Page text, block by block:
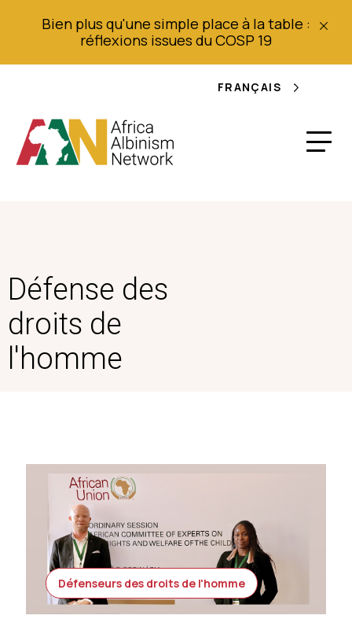
Bien plus qu'une simple place à la table :
réflexions issues du COSP 19
FRANÇAIS
Défense des
droits de
l'homme
Défenseurs des droits de l'homme